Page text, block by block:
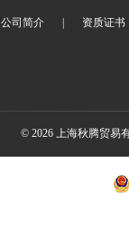
公司简介 资质证书
© 2026 上海秋腾贸易